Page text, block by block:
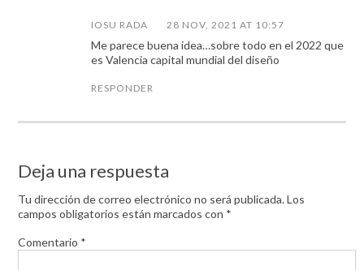
IOSU RADA 28 NOV, 2021 AT 10:57
Me parece buena idea…sobre todo en el 2022 que
es Valencia capital mundial del diseño
RESPONDER
Deja una respuesta
Tu dirección de correo electrónico no será publicada. Los
campos obligatorios están marcados con *
Comentario *